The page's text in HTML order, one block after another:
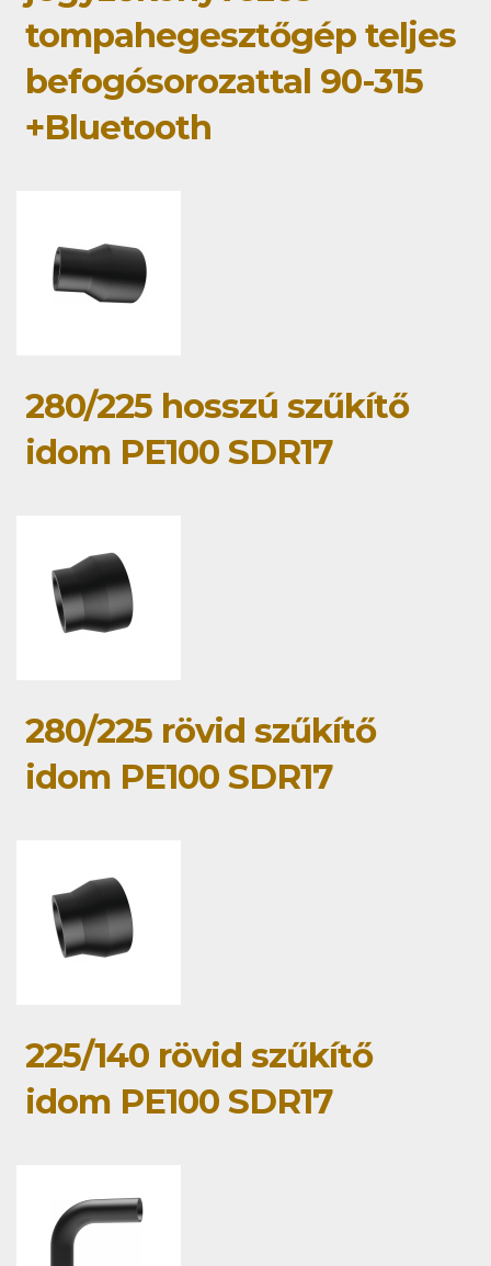
tompahegesztőgép teljes
befogósorozattal 90-315
+Bluetooth
280/225 hosszú szűkítő
idom PE100 SDR17
280/225 rövid szűkítő
idom PE100 SDR17
225/140 rövid szűkítő
idom PE100 SDR17